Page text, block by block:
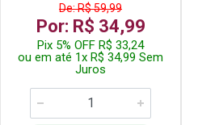
De: R$ 59,99
Por: R$ 34,99
Pix 5% OFF R$ 33,24
ou em até 1x R$ 34,99 Sem
Juros